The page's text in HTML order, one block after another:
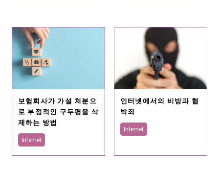
보험회사가 가설 처분으
로 부정적인 구두평을 삭
제하는 방법
Internet
인터넷에서의 비방과 협
박죄
Internet